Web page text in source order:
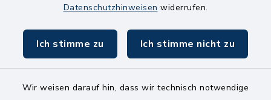
Datenschutzhinweisen widerrufen.
Ich stimme zu Ich stimme nicht zu
Wir weisen darauf hin, dass wir technisch notwendige
8.00-11.00 Uhr